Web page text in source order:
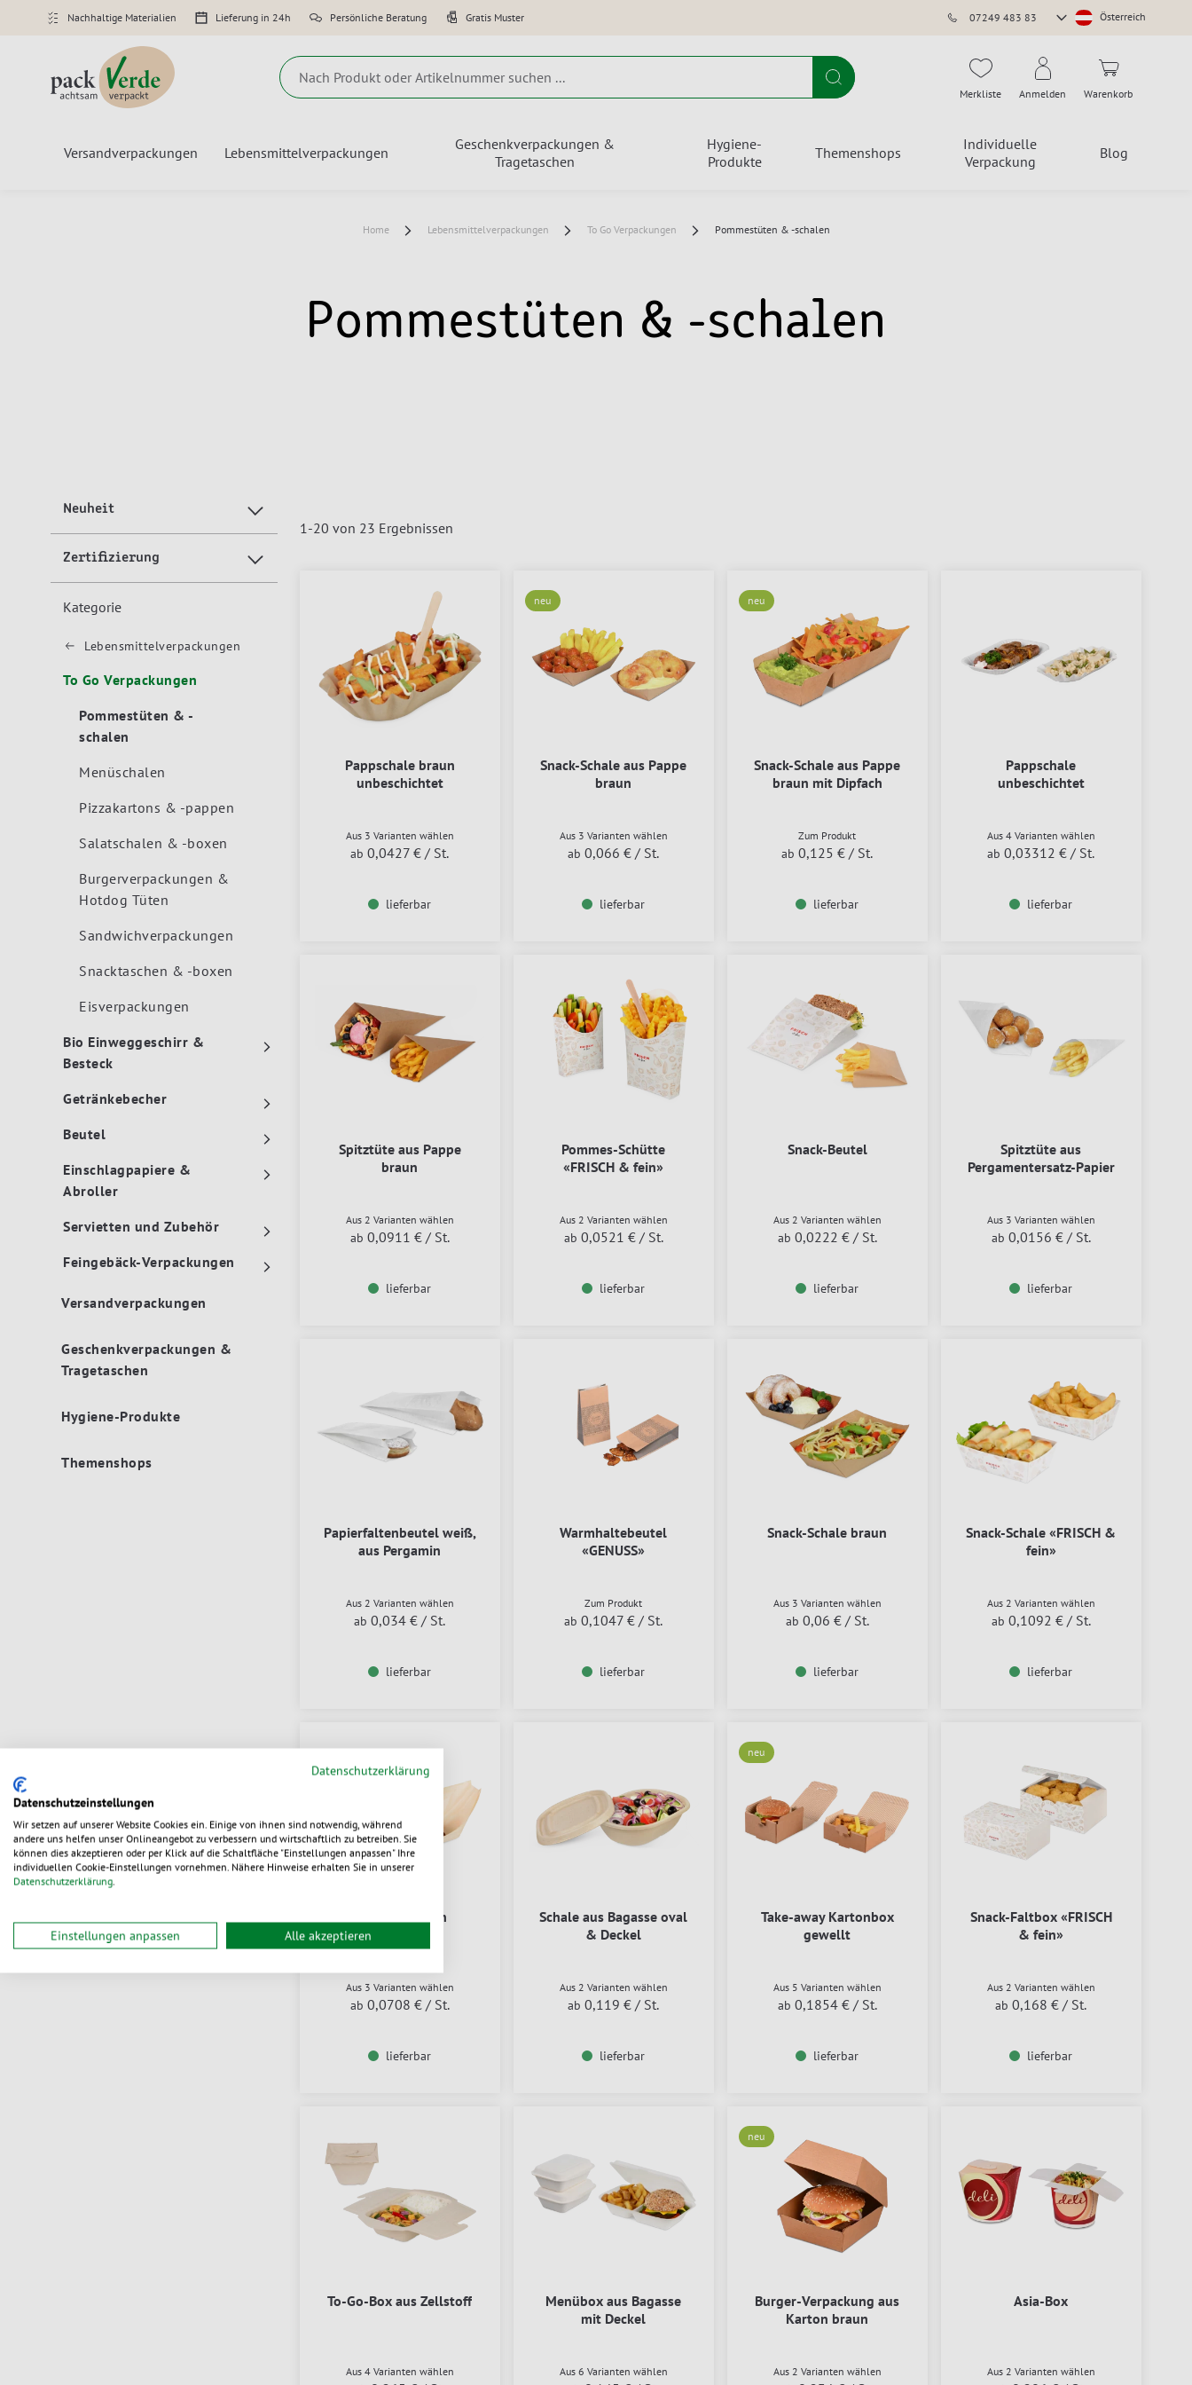
Nachhaltige Materialien Lieferung in 24h Persönliche Beratung Gratis Muster 07249 483 83
Store
Österreich
Suche Merkliste Anmelden Warenkorb
Versandverpackungen Lebensmittelverpackungen
Geschenkverpackungen &
Tragetaschen
Hygiene-
Produkte
Themenshops
Individuelle
Verpackung
Blog
Home Lebensmittelverpackungen To Go Verpackungen Pommestüten & -schalen
Pommestüten & -schalen
1 -20 von 23 Ergebnissen
Pappschale braun
unbeschichtet
Aus 3 Varianten wählen
ab 0,0427 € / St.
lieferbar
neu
Snack-Schale aus Pappe
braun
Aus 3 Varianten wählen
ab 0,066 € / St.
lieferbar
neu
Snack-Schale aus Pappe
braun mit Dipfach
Zum Produkt
ab 0,125 € / St.
lieferbar
Pappschale
unbeschichtet
Aus 4 Varianten wählen
ab 0,03312 € / St.
lieferbar
Spitztüte aus Pappe
braun
Aus 2 Varianten wählen
ab 0,0911 € / St.
lieferbar
Pommes-Schütte
«FRISCH & fein»
Aus 2 Varianten wählen
ab 0,0521 € / St.
lieferbar
Snack-Beutel
Aus 2 Varianten wählen
ab 0,0222 € / St.
lieferbar
Spitztüte aus
Pergamentersatz-Papier
Aus 3 Varianten wählen
ab 0,0156 € / St.
lieferbar
Papierfaltenbeutel weiß,
aus Pergamin
Aus 2 Varianten wählen
ab 0,034 € / St.
lieferbar
Warmhaltebeutel
«GENUSS»
Zum Produkt
ab 0,1047 € / St.
lieferbar
Snack-Schale braun
Aus 3 Varianten wählen
ab 0,06 € / St.
lieferbar
Snack-Schale «FRISCH &
fein»
Aus 2 Varianten wählen
ab 0,1092 € / St.
lieferbar
Holz-Schiffchen
Aus 3 Varianten wählen
ab 0,0708 € / St.
lieferbar
Schale aus Bagasse oval
& Deckel
Aus 2 Varianten wählen
ab 0,119 € / St.
lieferbar
neu
Take-away Kartonbox
gewellt
Aus 5 Varianten wählen
ab 0,1854 € / St.
lieferbar
Snack-Faltbox «FRISCH
& fein»
Aus 2 Varianten wählen
ab 0,168 € / St.
lieferbar
To-Go-Box aus Zellstoff
Aus 4 Varianten wählen
Menübox aus Bagasse
mit Deckel
Aus 6 Varianten wählen
neu
Burger-Verpackung aus
Karton braun
Aus 2 Varianten wählen
Asia-Box
Aus 2 Varianten wählen
Kategorie
Lebensmittelverpackungen
To Go Verpackungen
Menüschalen
Pizzakartons & -pappen
Pommestüten & -
schalen
Salatschalen & -boxen
Burgerverpackungen &
Hotdog Tüten
Sandwichverpackungen
Snacktaschen & -boxen
Eisverpackungen
Bio Einweggeschirr &
Besteck
Getränkebecher
Beutel
Einschlagpapiere &
Abroller
Servietten und Zubehör
Feingebäck-Verpackungen
Versandverpackungen
Geschenkverpackungen &
Tragetaschen
Hygiene-Produkte
Themenshops
Neuheit
Zertifizierung
Datenschutzerklärung
Datenschutzeinstellungen
Wir setzen auf unserer Website Cookies ein. Einige von ihnen sind notwendig, während
andere uns helfen unser Onlineangebot zu verbessern und wirtschaftlich zu betreiben. Sie
können dies akzeptieren oder per Klick auf die Schaltfläche "Einstellungen anpassen" Ihre
individuellen Cookie-Einstellungen vornehmen. Nähere Hinweise erhalten Sie in unserer
Datenschutzerklärung.
Einstellungen anpassen Alle akzeptieren